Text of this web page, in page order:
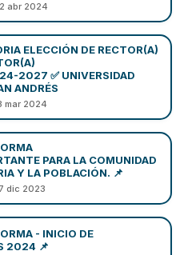
abr 2024
ELECCIÓN DE RECTOR(A)
2027 ✅ UNIVERSIDAD
ANDRÉS
mar 2024
PARA LA COMUNIDAD
Y LA POBLACIÓN. 📌
dic 2023
- INICIO DE
2024 📌